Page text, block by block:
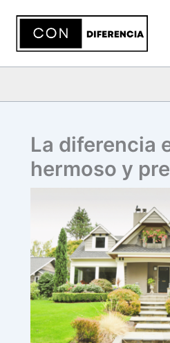
contenido
La diferencia
hermoso y